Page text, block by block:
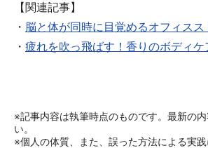
【関連記事】
・ 脳と体が同時に目覚めるオフィスス
・ 疲れを吹っ飛ばす！香りのボディケ
※記事内容は執筆時点のものです。最新の
い。
※個人の体質、また、誤った方法による実